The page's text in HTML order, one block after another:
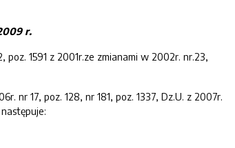
9r.
1591 z 2001r.ze zmianami w 2002r. nr.23,
nr 17, poz. 128, nr 181, poz. 1337, Dz.U. z 2007r.